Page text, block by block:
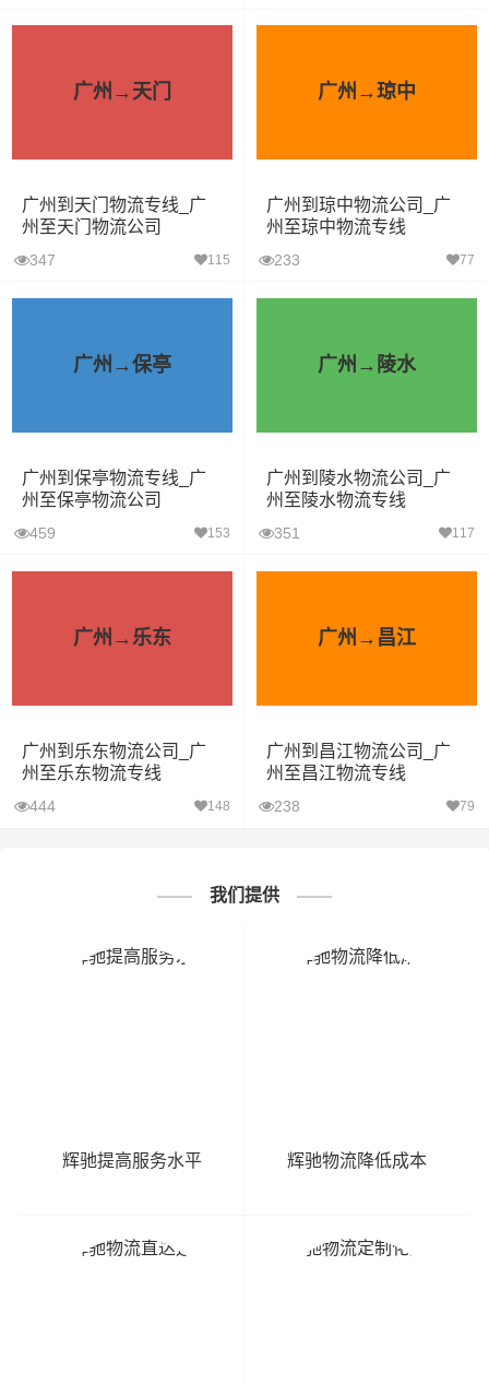
广州→天门
广州到天门物流专线_广
州至天门物流公司
347 115
广州→琼中
广州到琼中物流公司_广
州至琼中物流专线
233 77
广州→保亭
广州到保亭物流专线_广
州至保亭物流公司
459 153
广州→陵水
广州到陵水物流公司_广
州至陵水物流专线
351 117
广州→乐东
广州到乐东物流公司_广
州至乐东物流专线
444 148
广州→昌江
广州到昌江物流公司_广
州至昌江物流专线
238 79
我们提供
辉驰提高服务水平 辉驰物流降低成本